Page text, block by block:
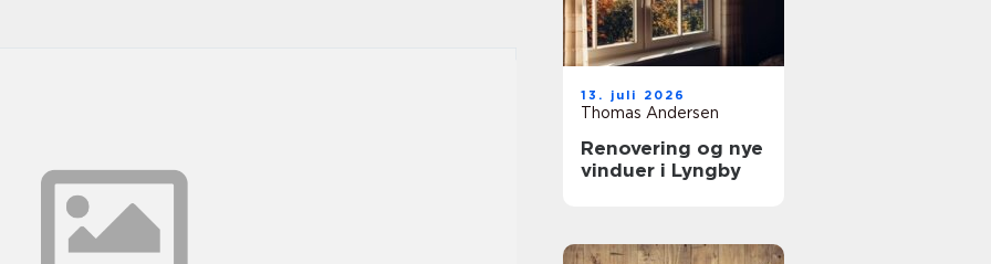
13. juli 2026
Thomas Andersen
Renovering og nye
vinduer i Lyngby